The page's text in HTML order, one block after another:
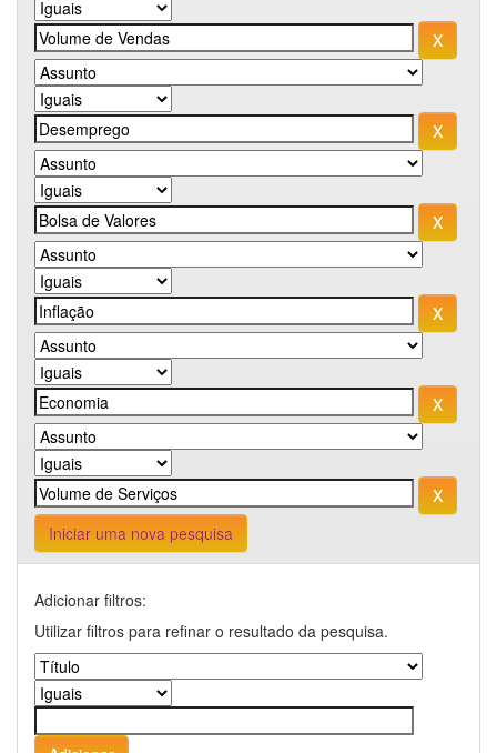
Iniciar uma nova pesquisa
Adicionar filtros:
Utilizar filtros para refinar o resultado da pesquisa.